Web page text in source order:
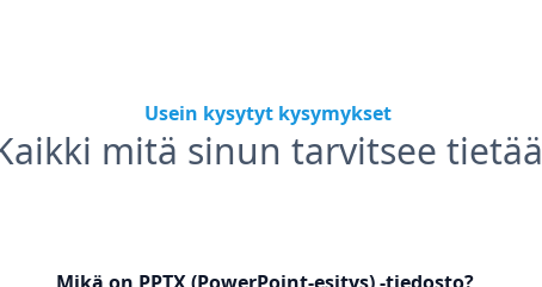
Usein kysytyt kysymykset
mitä sinun tarvitsee tietää